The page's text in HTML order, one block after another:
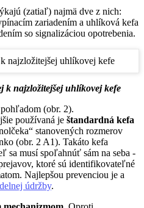
(zatiaľ) najmä dve z nich:
zariadením a uhlíková kefa
so signalizáciou opotrebenia.
k najzložitejšej uhlíkovej kefe
(obr. 2).
používaná je štandardná kefa
stanovených rozmerov
(obr. 2 A1). Takáto kefa
sa musí spoľahnúť sám na seba -
ktoré sú identifikovateľné
Najlepšou prevenciou je a
údržby.